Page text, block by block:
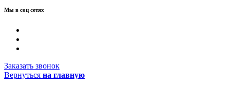
Мы в соц сетях
Заказать звонок
Вернуться на главную